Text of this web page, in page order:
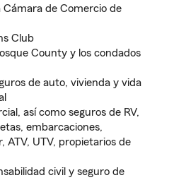
de Comercio de
Club
County y los condados
de auto, vivienda y vida
así como seguros de RV,
embarcaciones,
ATV, UTV, propietarios de
civil y seguro de